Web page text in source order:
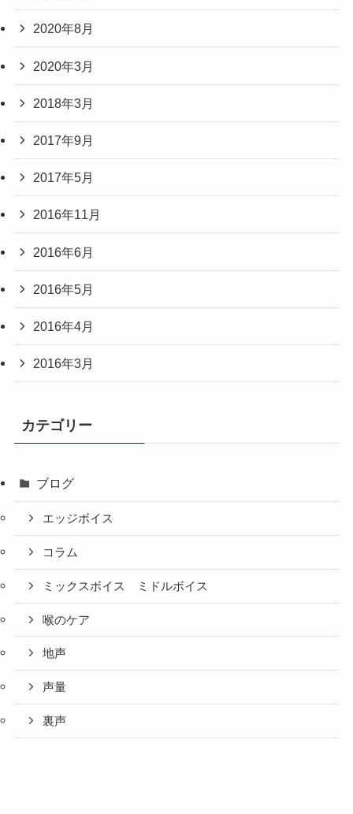
2020年8月
2020年3月
2018年3月
2017年9月
2017年5月
2016年11月
2016年6月
2016年5月
2016年4月
2016年3月
カテゴリー
ブログ
エッジボイス
コラム
ミックスボイス ミドルボイス
喉のケア
地声
声量
裏声